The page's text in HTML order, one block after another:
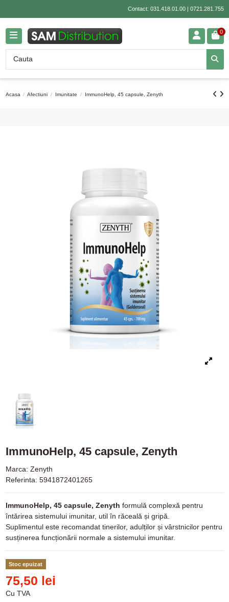
Contact: 031.418.01.00| 0721.281.755
0
Acasa Afectiuni Imunitate ImmunoHelp, 45 capsule, Zenyth
ImmunoHelp, 45 capsule, Zenyth
Marca: Zenyth
Referinta: 5941872401265
ImmunoHelp, 45 capsule, Zenyth formulă complexă pentru
întărirea sistemului imunitar, util în răceală și gripă.
Suplimentul este recomandat tinerilor, adulților și vârstnicilor pentru
susținerea funcționării normale a sistemului imunitar.
Stoc epuizat
75,50 lei
Cu TVA